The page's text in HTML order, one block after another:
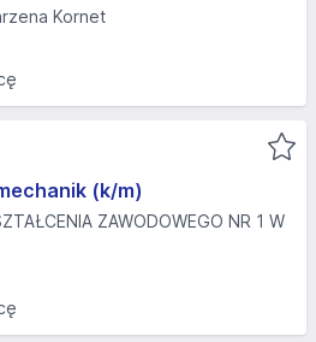
Kornet
(k/m)
ZAWODOWEGO NR 1 W